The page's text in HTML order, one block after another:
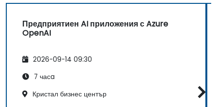
Предприятиен AI приложения с Azure
OpenAI
2026-09-14 09:30
7 часa
Кристал бизнес център